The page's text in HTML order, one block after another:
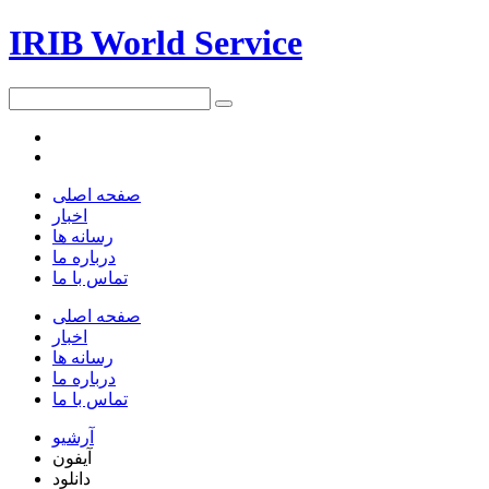
IRIB World Service
صفحه اصلی
اخبار
رسانه ها
درباره ما
تماس با ما
صفحه اصلی
اخبار
رسانه ها
درباره ما
تماس با ما
آرشیو
آیفون
دانلود